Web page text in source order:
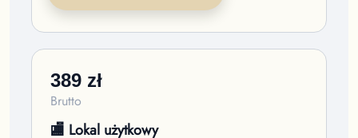
389 zł
Brutto
🏬 Lokal użytkowy